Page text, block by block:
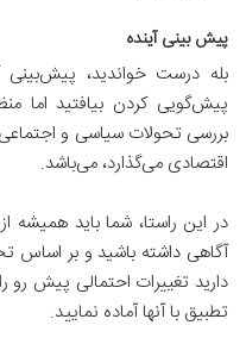
پیش بینی آینده
بله درست خواندید، پیش‌بینی
پیش‌گویی کردن بیافتید اما
بررسی تحولات سیاسی و
اقتصادی می‌گذارد، می‌باشد.
در این راستا، شما باید
آگاهی داشته باشید و بر اساس
دارید تغییرات احتمالی پیش رو
تطبیق با آنها آماده نمایید.